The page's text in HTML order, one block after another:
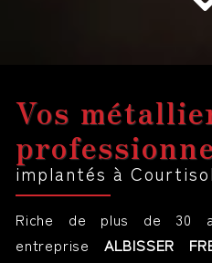
Vos
implantés à
Riche de plus de 30
entreprise ALBISSER